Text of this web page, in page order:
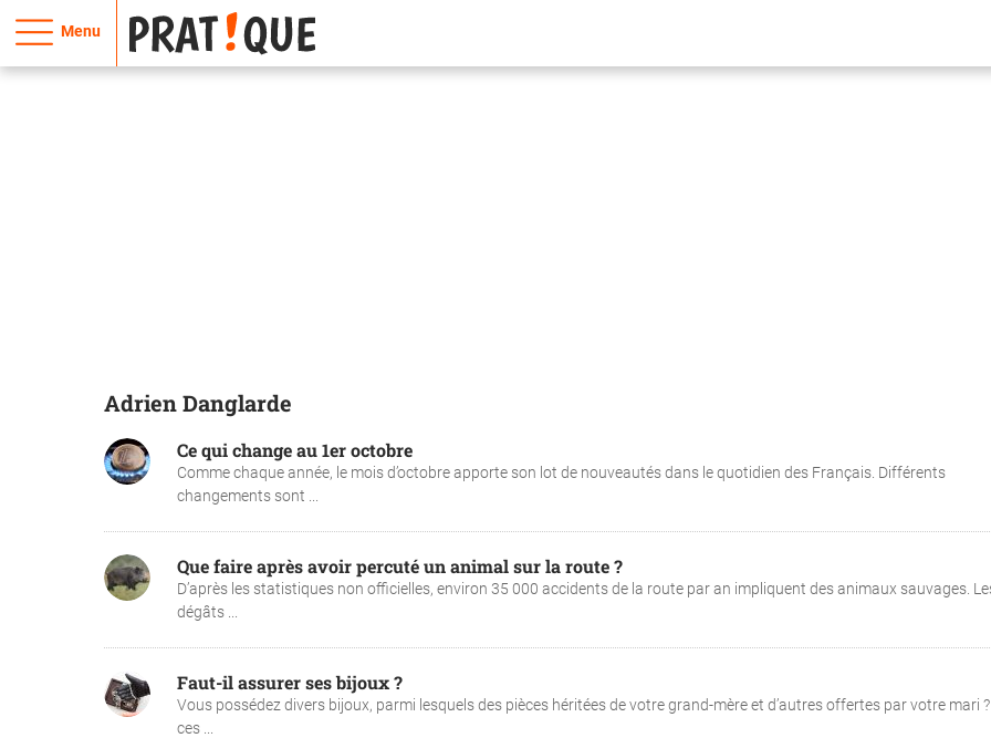
Menu
Adrien Danglarde
Ce qui change au 1er octobre
Comme chaque année, le mois d’octobre apporte son lot de nouveautés dans le quotidien des Français. Différents
changements sont ...
Que faire après avoir percuté un animal sur la route ?
D’après les statistiques non officielles, environ 35 000 accidents de la route par an impliquent des animaux sauvages.
dégâts ...
Faut-il assurer ses bijoux ?
Vous possédez divers bijoux, parmi lesquels des pièces héritées de votre grand-mère et d’autres offertes par votre mari ?
ces ...